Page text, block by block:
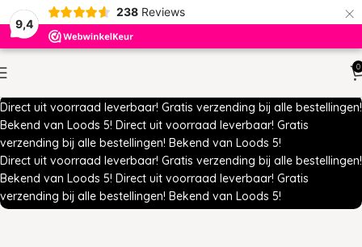
9,4
238 Reviews ×
0
Direct uit voorraad leverbaar! Gratis verzending bij alle bestellingen!
Bekend van Loods 5! Direct uit voorraad leverbaar! Gratis
verzending bij alle bestellingen! Bekend van Loods 5!
Direct uit voorraad leverbaar! Gratis verzending bij alle bestellingen!
Bekend van Loods 5! Direct uit voorraad leverbaar! Gratis
verzending bij alle bestellingen! Bekend van Loods 5!